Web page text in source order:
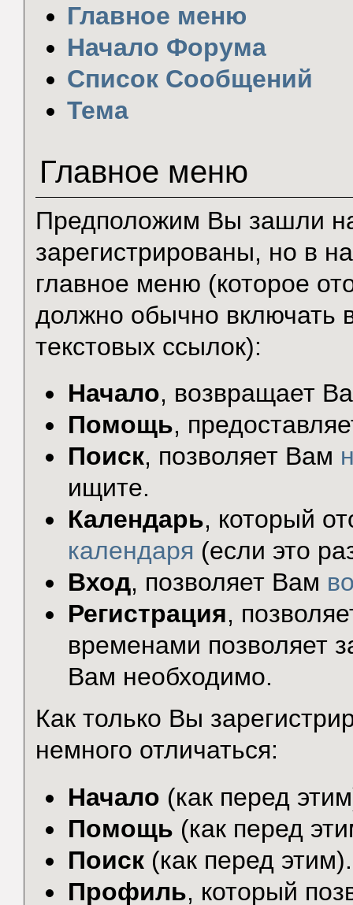
Главное меню
Начало Форума
Список Сообщений
Тема
Главное меню
Предположим Вы зашли
зарегистрированы, но в
главное меню (которое
должно обычно включать
текстовых ссылок):
Начало, возвращает
Помощь,
Поиск, позволяет Вам
ищите.
Календарь, который
календаря (если это
Вход, позволяет Вам
Регистрация,
временами позволяет
Вам необходимо.
Как только Вы
немного отличаться:
Начало (как перед
Помощь (как перед
Поиск (как перед этим).
Профиль, который